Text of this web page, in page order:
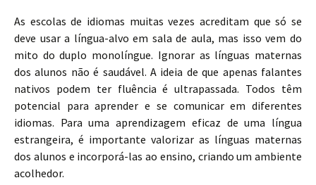
As escolas de idiomas muitas vezes acreditam que só se
deve usar a língua-alvo em sala de aula, mas isso vem do
mito do duplo monolíngue. Ignorar as línguas maternas
dos alunos não é saudável. A ideia de que apenas falantes
nativos podem ter fluência é ultrapassada. Todos têm
potencial para aprender e se comunicar em diferentes
idiomas. Para uma aprendizagem eficaz de uma língua
estrangeira, é importante valorizar as línguas maternas
dos alunos e incorporá-las ao ensino, criando um ambiente
acolhedor.